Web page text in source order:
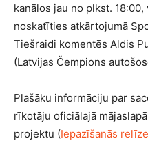
kanālos jau no plkst.
noskatīties atkārtojumā
Tiešraidi komentēs Aldis
(Latvijas Čempions
Plašāku informāciju par
rīkotāju oficiālajā
projektu (Iepazīšanās relīze